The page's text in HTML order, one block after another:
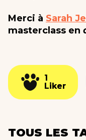
Merci à Sarah
masterclass en
1
Liker
1
Liker
TOUS LES